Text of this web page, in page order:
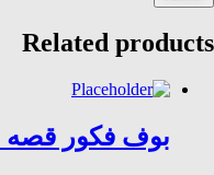
Related products
بوف فکور قصه